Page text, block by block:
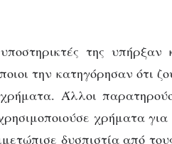
της
την κατηγόρησαν ότι
Άλλοι
χρήματα
δυσπιστία από